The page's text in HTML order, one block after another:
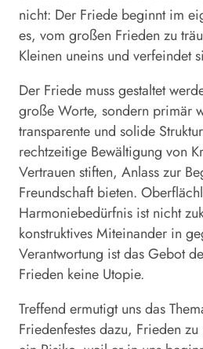
nicht: Der Friede beginnt im
es, vom großen Frieden zu
Kleinen uneins und verfeindet
Der Friede muss gestaltet
große Worte, sondern primär
transparente und solide
rechtzeitige Bewältigung von
Vertrauen stiften, Anlass zur
Freundschaft bieten.
Harmoniebedürfnis ist nicht
konstruktives Miteinander in
Verantwortung ist das Gebot
Frieden keine Utopie.
Treffend ermutigt uns das
Friedenfestes dazu, Frieden